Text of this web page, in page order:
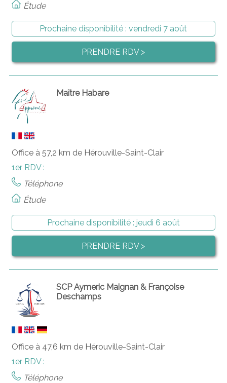
Étude
Prochaine disponibilité :vendredi 7 août
PRENDRE RDV >
Maître Habare
Office à 57,2 km de Hérouville-Saint-Clair
1er RDV :
Téléphone
Étude
Prochaine disponibilité : jeudi 6 août
PRENDRE RDV >
SCP Aymeric Maignan & Françoise
Deschamps
Office à 47,6 km de Hérouville-Saint-Clair
1er RDV :
Téléphone